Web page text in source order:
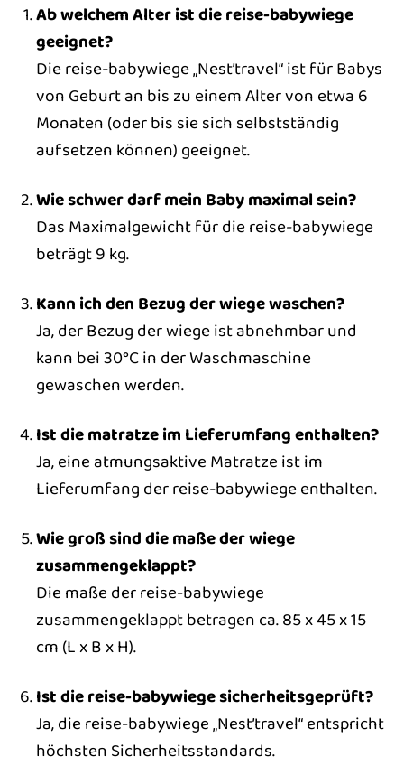
Ab welchem Alter ist die reise-babywiege
geeignet?
Die reise-babywiege „Nest’travel“ ist für Babys
von Geburt an bis zu einem Alter von etwa 6
Monaten (oder bis sie sich selbstständig
aufsetzen können) geeignet.
Wie schwer darf mein Baby maximal sein?
Das Maximalgewicht für die reise-babywiege
beträgt 9 kg.
Kann ich den Bezug der wiege waschen?
Ja, der Bezug der wiege ist abnehmbar und
kann bei 30°C in der Waschmaschine
gewaschen werden.
Ist die matratze im Lieferumfang enthalten?
Ja, eine atmungsaktive Matratze ist im
Lieferumfang der reise-babywiege enthalten.
Wie groß sind die maße der wiege
zusammengeklappt?
Die maße der reise-babywiege
zusammengeklappt betragen ca. 85 x 45 x 15
cm (L x B x H).
Ist die reise-babywiege sicherheitsgeprüft?
Ja, die reise-babywiege „Nest’travel“ entspricht
höchsten Sicherheitsstandards.